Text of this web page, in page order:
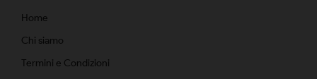
Home
Chi siamo
Termini e Condizioni